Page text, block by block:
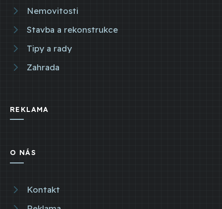
Nemovitosti
Stavba a rekonstrukce
Tipy a rady
Zahrada
REKLAMA
O NÁS
Kontakt